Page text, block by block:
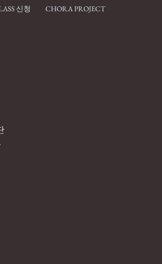
신청 CHORA PROJECT